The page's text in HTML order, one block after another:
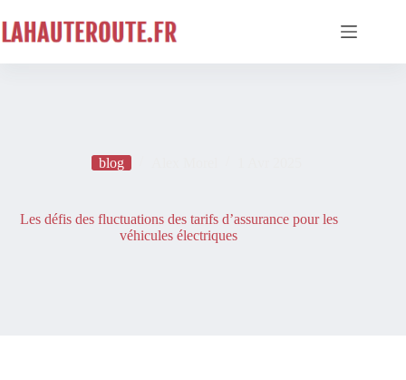
au
contenu
blog
Les défis des fluctuations des tarifs d’assurance pour les
véhicules électriques